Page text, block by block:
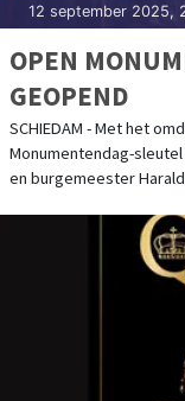
12 september 2025,
OPEN
GEOPEND
SCHIEDAM - Met het
Monumentendag-
en burgemeester